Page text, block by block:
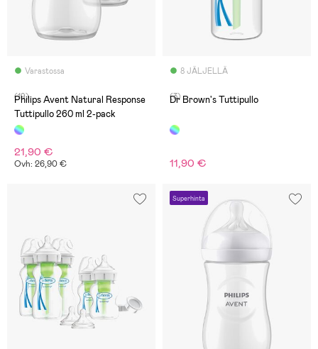
Varastossa
(19)
Philips Avent Natural Response
Tuttipullo 260 ml 2-pack
21,90 €
Ovh: 26,90 €
8 JÄLJELLÄ
(3)
Dr Brown's Tuttipullo
11,90 €
Superhinta